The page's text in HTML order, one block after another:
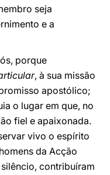
seja
e a
porque
, à sua missão
apostólico;
o lugar em que, no
fiel e apaixonada.
vivo o espírito
da Acção
contribuíram